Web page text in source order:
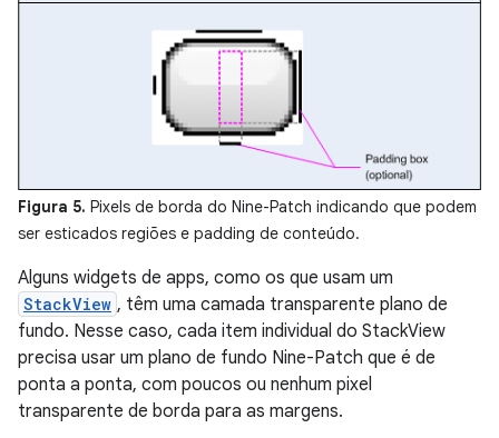
Figura 5. Pixels de borda do Nine-Patch indicando que podem
ser esticados regiões e padding de conteúdo.
Alguns widgets de apps, como os que usam um
StackView , têm uma camada transparente plano de
fundo. Nesse caso, cada item individual do StackView
precisa usar um plano de fundo Nine-Patch que é de
ponta a ponta, com poucos ou nenhum pixel
transparente de borda para as margens.